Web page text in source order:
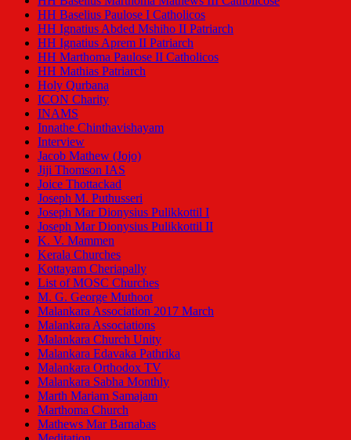
HH Baselius Paulose I Catholicos
HH Ignatius Abded Mshiho II Patriarch
HH Ignatius Aprem II Patriarch
HH Marthoma Paulose II Catholicos
HH Mathias Patriarch
Holy Qurbana
ICON Charity
INAMS
Innathe Chinthavishayam
Interview
Jacob Mathew (Jojo)
Jiji Thomson IAS
Joice Thottackad
Joseph M. Puthusseri
Joseph Mar Dionysius Pulikkottil I
Joseph Mar Dionysius Pulikkottil II
K. V. Mammen
Kerala Churches
Kottayam Cheriapally
List of MOSC Churches
M. G. George Muthoot
Malankara Association 2017 March
Malankara Associations
Malankara Church Unity
Malankara Edavaka Pathrika
Malankara Orthodox TV
Malankara Sabha Monthly
Marth Mariam Samajam
Marthoma Church
Mathews Mar Barnabas